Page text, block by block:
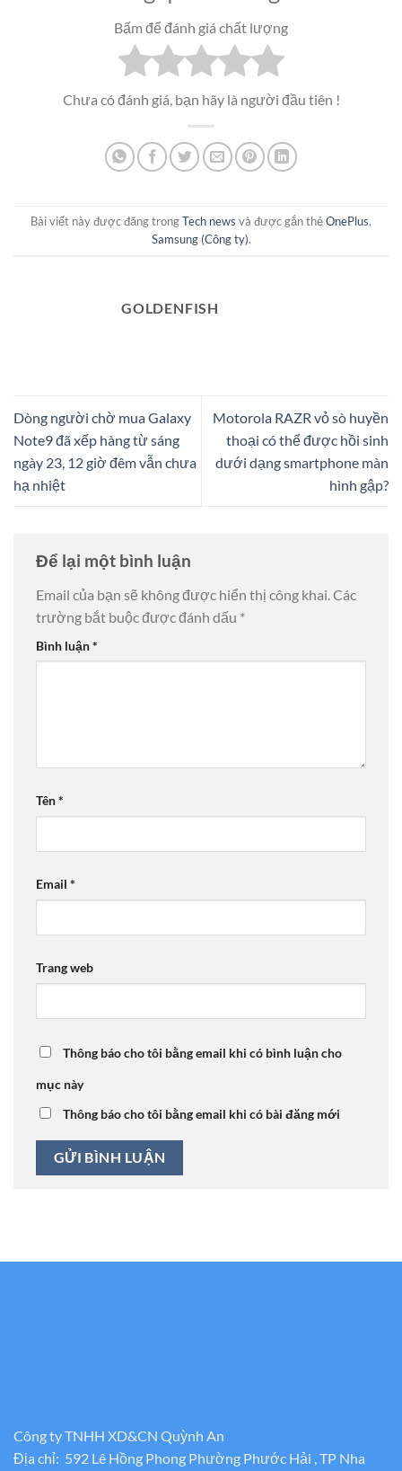
Bấm để đánh giá chất lượng
Chưa có đánh giá, bạn hãy là người đầu tiên !
Bài viết này được đăng trongTech news và được gắn thẻOnePlus,
Samsung (Công ty).
GOLDENFISH
Dòng người chờ mua Galaxy
Note9 đã xếp hàng từ sáng
ngày 23, 12 giờ đêm vẫn chưa
hạ nhiệt
Motorola RAZR vỏ sò huyền
thoại có thể được hồi sinh
dưới dạng smartphone màn
hình gập?
Để lại một bình luận
Email của bạn sẽ không được hiển thị công khai. Các
trường bắt buộc được đánh dấu *
Bình luận*
Tên*
Email *
Trang web
Thông báo cho tôi bằng email khi có bình luận cho
mục này
Thông báo cho tôi bằng email khi có bài đăng mới
Công ty TNHH XD&CN Quỳnh An
Địa chỉ: 592 Lê Hồng Phong Phường Phước Hải , TP Nha